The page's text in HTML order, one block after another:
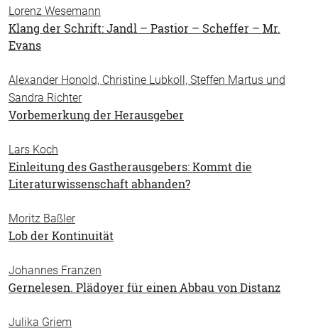
Lorenz Wesemann
Klang der Schrift: Jandl – Pastior – Scheffer – Mr.
Evans
Alexander Honold, Christine Lubkoll, Steffen Martus und
Sandra Richter
Vorbemerkung der Herausgeber
Lars Koch
Einleitung des Gastherausgebers: Kommt die
Literaturwissenschaft abhanden?
Moritz Baßler
Lob der Kontinuität
Johannes Franzen
Gernelesen. Plädoyer für einen Abbau von Distanz
Julika Griem